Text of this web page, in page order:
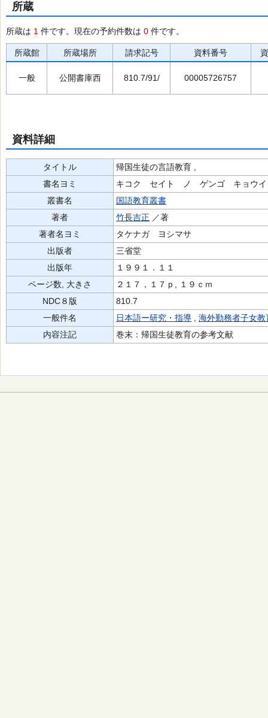
所蔵
所蔵は 1 件です。現在の予約件数は 0 件です。
所蔵館 所蔵場所 請求記号 資料番号
一般 公開書庫西 810.7/91/ 00005726757
資料詳細
タイトル
帰国生徒の言語教育 ,
書名ヨミ
キコク セイト ノ ゲンゴ キョウイ
叢書名
国語教育叢書
著者
竹長吉正 ／著
著者名ヨミ
タケナガ ヨシマサ
出版者
三省堂
出版年
１９９１．１１
ページ数, 大きさ
２１７，１７ｐ, １９ｃｍ
NDC８版
810.7
一般件名
日本語ー研究・指導
海外勤務者子女教
内容注記
巻末：帰国生徒教育の参考文献